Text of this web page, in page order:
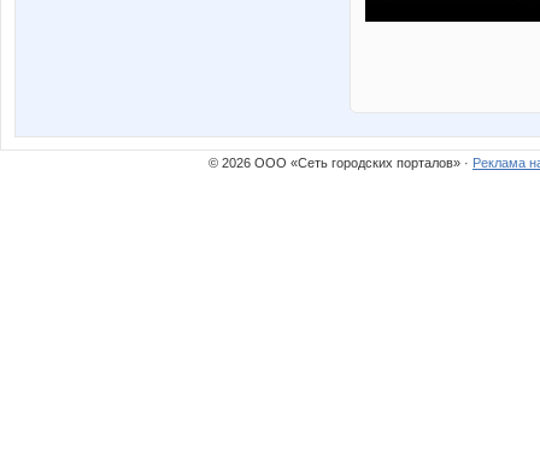
© 2026 ООО «Сеть городских порталов» · Реклама